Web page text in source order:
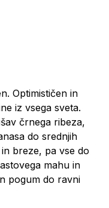
Optimističen in
iz vsega sveta.
črnega ribeza,
do srednjih
breze, pa vse do
mahu in
pogum do ravni